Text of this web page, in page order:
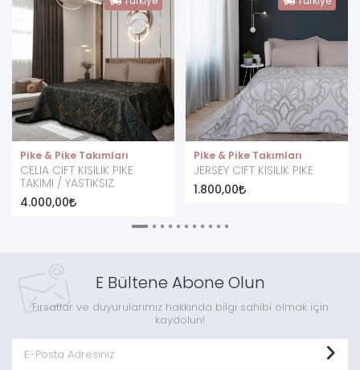
Pike & Pike Takımları
CELIA CIFT KISILIK PIKE
TAKIMI / YASTIKSIZ
4.000,00
Pike & Pike Takımları
JERSEY CIFT KISILIK PIKE
1.800,00
E Bültene Abone Olun
Fırsatlar ve duyurularımız hakkında bilgi sahibi olmak için
kaydolun!